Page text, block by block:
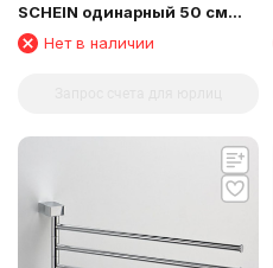
SCHEIN одинарный 50 см
(32812)Нет в наличии